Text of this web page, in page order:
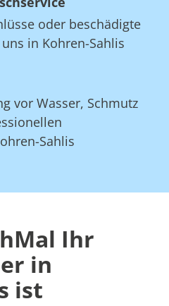
oder beschädigte
in Kohren-Sahlis
vor Wasser, Schmutz
Sahlis
Ihr
in
ist